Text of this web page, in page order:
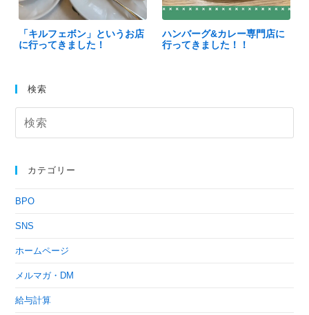
「キルフェボン」というお店
に行ってきました！
ハンバーグ&カレー専門店に
行ってきました！！
検索
カテゴリー
BPO
SNS
ホームページ
メルマガ・DM
給与計算